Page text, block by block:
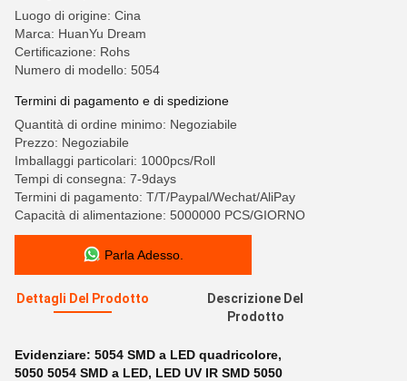
Luogo di origine: Cina
Marca: HuanYu Dream
Certificazione: Rohs
Numero di modello: 5054
Termini di pagamento e di spedizione
Quantità di ordine minimo: Negoziabile
Prezzo: Negoziabile
Imballaggi particolari: 1000pcs/Roll
Tempi di consegna: 7-9days
Termini di pagamento: T/T/Paypal/Wechat/AliPay
Capacità di alimentazione: 5000000 PCS/GIORNO
Parla Adesso.
Dettagli Del Prodotto
Descrizione Del
Prodotto
Evidenziare: 5054 SMD a LED quadricolore,
5050 5054 SMD a LED, LED UV IR SMD 5050